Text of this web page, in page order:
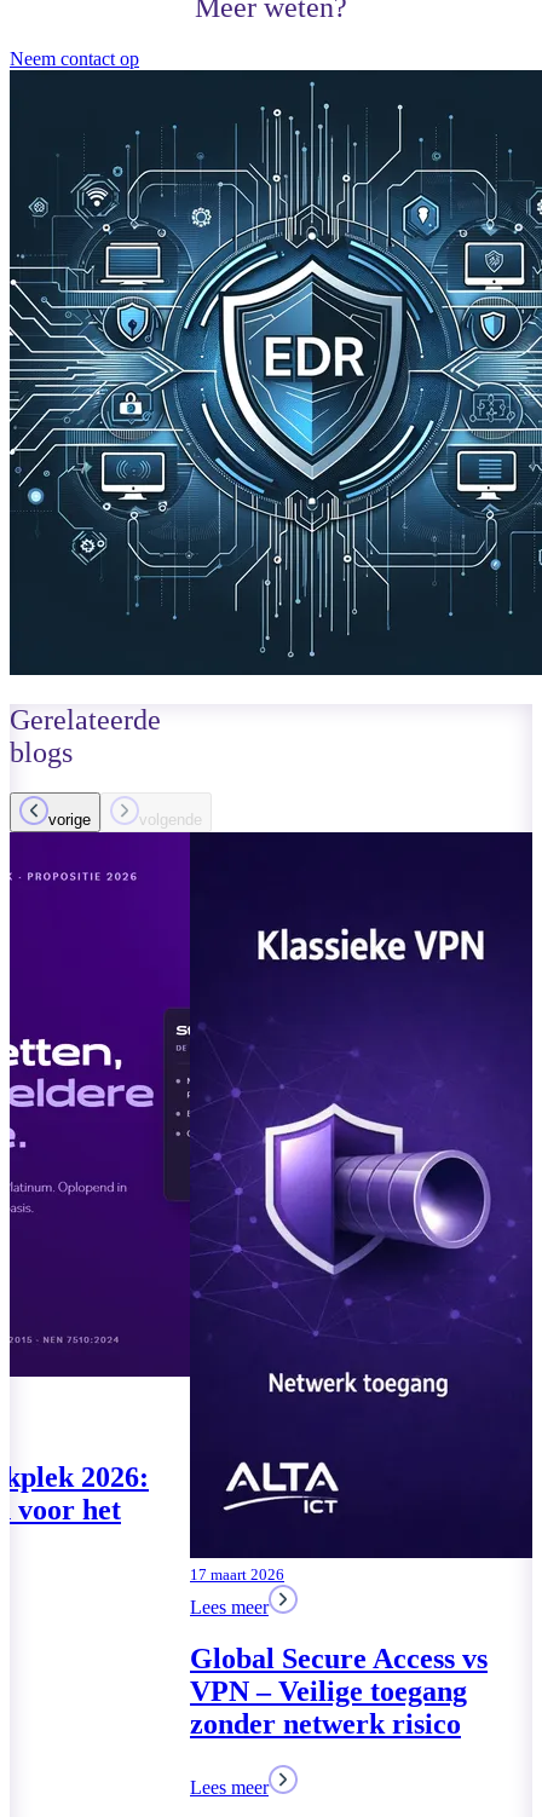
Meer weten?
Neem contact op
Gerelateerde
blogs
vorige volgende
Te klein voor de
Cyberbeveiligingswet? De
04 augustus 2026